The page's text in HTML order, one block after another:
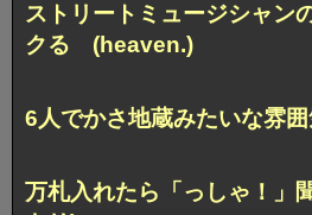
ストリートミュージシャン
クる (heaven.)
6人でかさ地蔵みたいな雰
万札入れたら「っしゃ！